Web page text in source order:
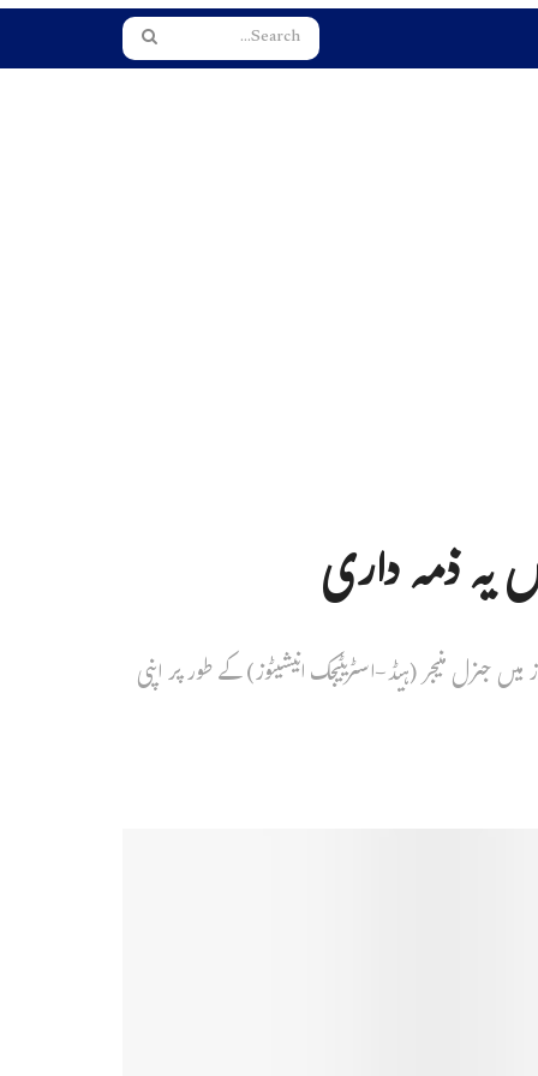
یہ ذمہ داری
جنرل منیجر (ہیڈ-اسٹریٹیجک انیشیٹوز) کے طور پر اپنی